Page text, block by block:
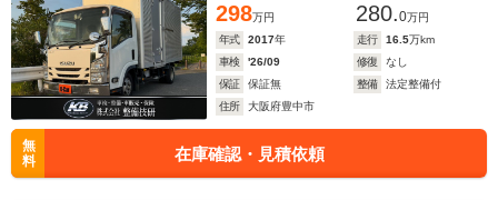
298万円 280.0万円
年式
2017年 走行 16.5万km
車検
'26/09 修復
なし
保証
保証無 整備
法定整備付
住所
大阪府豊中市
無
料
在庫確認・見積依頼